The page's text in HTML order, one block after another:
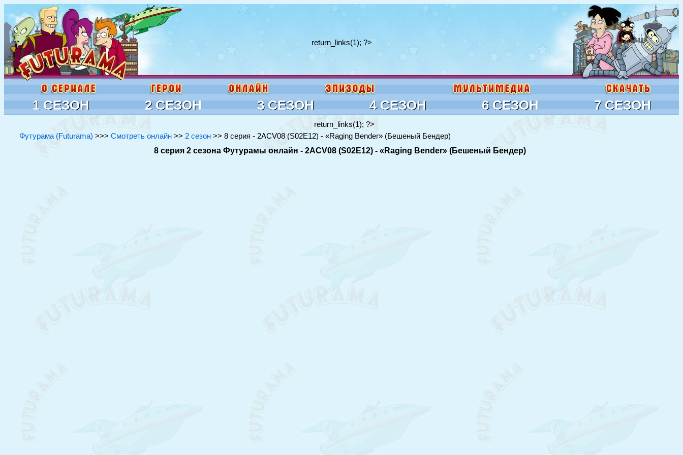
return_links(1); ?>
1 СЕЗОН 2 СЕЗОН 3 СЕЗОН 4 СЕЗОН 6 СЕЗОН 7 СЕЗОН
return_links(1); ?>
Футурама (Futurama) >>> Смотреть онлайн>> 2 сезон>> 8 серия - 2ACV08 (S02E12) - «Raging Bender» (Бешеный Бендер)
8 серия 2 сезона Футурамы онлайн - 2ACV08 (S02E12) - «Raging Bender» (Бешеный Бендер)